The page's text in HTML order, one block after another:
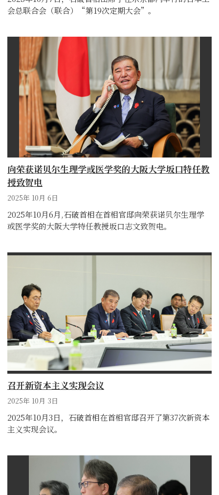
会总联合会（联合）“第19次定期大会”。
向荣获诺贝尔生理学或医学奖的大阪大学坂口特任教
授致贺电
2025年 10月 6日
2025年10月6月,石破首相在首相官邸向荣获诺贝尔生理学
或医学奖的大阪大学特任教授坂口志文致贺电。
召开新资本主义实现会议
2025年 10月 3日
2025年10月3日，石破首相在首相官邸召开了第37次新资本
主义实现会议。